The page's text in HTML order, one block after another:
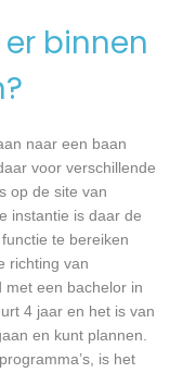
binnen
naar een baan
voor verschillende
op de site van
instantie is daar de
te bereiken
richting van
met een bachelor in
4 jaar en het is van
en kunt plannen.
is het